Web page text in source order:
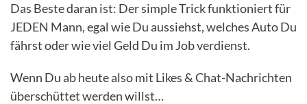
Das Beste daran ist: Der simple Trick funktioniert für
JEDEN Mann, egal wie Du aussiehst, welches Auto Du
fährst oder wie viel Geld Du im Job verdienst.
Wenn Du ab heute also mit Likes & Chat-Nachrichten
überschüttet werden willst…